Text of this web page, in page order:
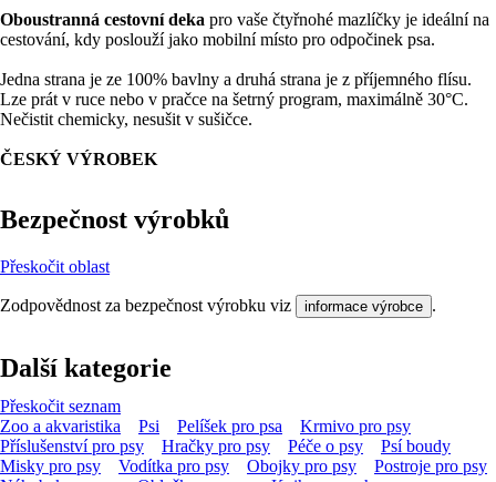
Oboustranná cestovní deka pro vaše čtyřnohé mazlíčky je ideální na
cestování, kdy poslouží jako mobilní místo pro odpočinek psa.
Jedna strana je ze 100% bavlny a druhá strana je z příjemného flísu.
Lze prát v ruce nebo v pračce na šetrný program, maximálně 30°C.
Nečistit chemicky, nesušit v sušičce.
ČESKÝ VÝROBEK
Bezpečnost výrobků
Přeskočit oblast
Zodpovědnost za bezpečnost výrobku viz informace výrobce .
Další kategorie
Přeskočit seznam
Zoo a akvaristika
Psi Pelíšek pro psa
Krmivo pro psy
Příslušenství pro psy
Hračky pro psy Péče o psy
Psí boudy
Misky pro psy
Vodítka pro psy Obojky pro psy
Postroje pro psy